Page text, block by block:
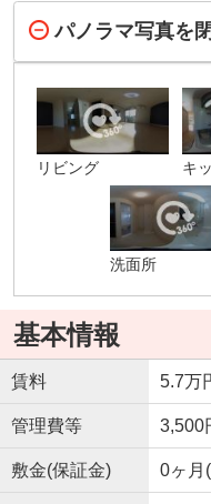
パノラマ写真を
リビング キ
洗面所
基本情報
賃料 5.7万
管理費等 3,500
敷金(保証金) 0ヶ月